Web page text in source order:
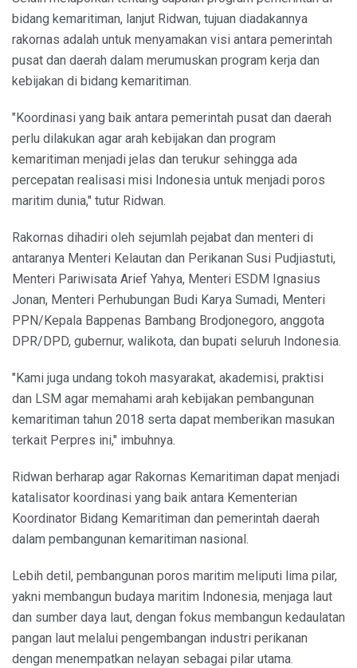
bidang kemaritiman, lanjut Ridwan, tujuan diadakannya
rakornas adalah untuk menyamakan visi antara pemerintah
pusat dan daerah dalam merumuskan program kerja dan
kebijakan di bidang kemaritiman.
"Koordinasi yang baik antara pemerintah pusat dan daerah
perlu dilakukan agar arah kebijakan dan program
kemaritiman menjadi jelas dan terukur sehingga ada
percepatan realisasi misi Indonesia untuk menjadi poros
maritim dunia," tutur Ridwan.
Rakornas dihadiri oleh sejumlah pejabat dan menteri di
antaranya Menteri Kelautan dan Perikanan Susi Pudjiastuti,
Menteri Pariwisata Arief Yahya, Menteri ESDM Ignasius
Jonan, Menteri Perhubungan Budi Karya Sumadi, Menteri
PPN/Kepala Bappenas Bambang Brodjonegoro, anggota
DPR/DPD, gubernur, walikota, dan bupati seluruh Indonesia.
"Kami juga undang tokoh masyarakat, akademisi, praktisi
dan LSM agar memahami arah kebijakan pembangunan
kemaritiman tahun 2018 serta dapat memberikan masukan
terkait Perpres ini," imbuhnya.
Ridwan berharap agar Rakornas Kemaritiman dapat menjadi
katalisator koordinasi yang baik antara Kementerian
Koordinator Bidang Kemaritiman dan pemerintah daerah
dalam pembangunan kemaritiman nasional.
Lebih detil, pembangunan poros maritim meliputi lima pilar,
yakni membangun budaya maritim Indonesia, menjaga laut
dan sumber daya laut, dengan fokus membangun kedaulatan
pangan laut melalui pengembangan industri perikanan
dengan menempatkan nelayan sebagai pilar utama.